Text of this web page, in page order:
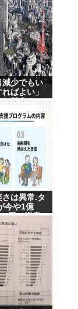
減少でもい
ばよい」
し賃金も
海外が成長
は異常.タ
今や1億
円で資産
世代だった